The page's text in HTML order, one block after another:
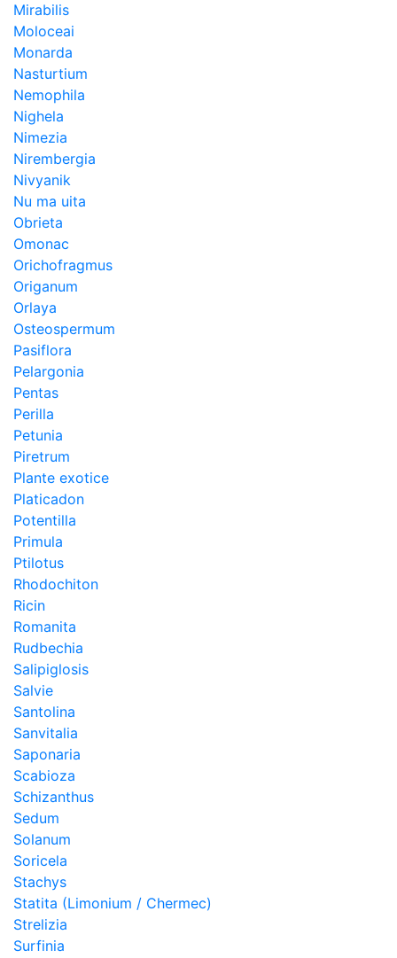
Mirabilis
Moloceai
Monarda
Nasturtium
Nemophila
Nighela
Nimezia
Nirembergia
Nivyanik
Nu ma uita
Obrieta
Omonac
Orichofragmus
Origanum
Orlaya
Osteospermum
Pasiflora
Pelargonia
Pentas
Perilla
Petunia
Piretrum
Plante exotice
Platicadon
Potentilla
Primula
Ptilotus
Rhodochiton
Ricin
Romanita
Rudbechia
Salipiglosis
Salvie
Santolina
Sanvitalia
Saponaria
Scabioza
Schizanthus
Sedum
Solanum
Soricela
Stachys
Statita (Limonium / Chermec)
Strelizia
Surfinia